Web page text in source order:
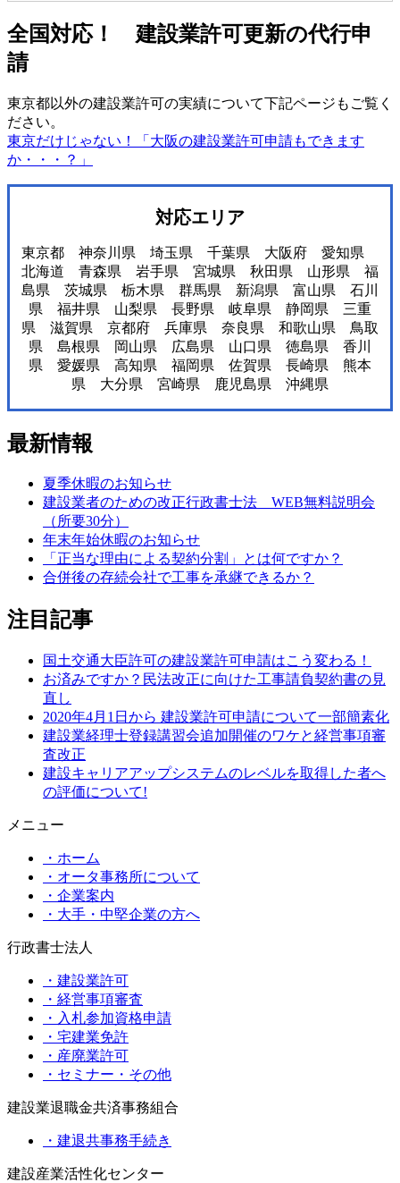
全国対応！ 建設業許可更新の代行申
請
東京都以外の建設業許可の実績について下記ページもご覧く
ださい。
東京だけじゃない！「大阪の建設業許可申請もできます
か・・・？」
対応エリア
東京都 神奈川県 埼玉県 千葉県 大阪府 愛知県
北海道 青森県 岩手県 宮城県 秋田県 山形県 福
島県 茨城県 栃木県 群馬県 新潟県 富山県 石川
県 福井県 山梨県 長野県 岐阜県 静岡県 三重
県 滋賀県 京都府 兵庫県 奈良県 和歌山県 鳥取
県 島根県 岡山県 広島県 山口県 徳島県 香川
県 愛媛県 高知県 福岡県 佐賀県 長崎県 熊本
県 大分県 宮崎県 鹿児島県 沖縄県
最新情報
夏季休暇のお知らせ
建設業者のための改正行政書士法 WEB無料説明会
（所要30分）
年末年始休暇のお知らせ
「正当な理由による契約分割」とは何ですか？
合併後の存続会社で工事を承継できるか？
注目記事
国土交通大臣許可の建設業許可申請はこう変わる！
お済みですか？民法改正に向けた工事請負契約書の見
直し
2020年4月1日から 建設業許可申請について一部簡素化
建設業経理士登録講習会追加開催のワケと経営事項審
査改正
建設キャリアアップシステムのレベルを取得した者へ
の評価について!
メニュー
・ホーム
・オータ事務所について
・企業案内
・大手・中堅企業の方へ
行政書士法人
・建設業許可
・経営事項審査
・入札参加資格申請
・宅建業免許
・産廃業許可
・セミナー・その他
建設業退職金共済事務組合
・建退共事務手続き
建設産業活性化センター